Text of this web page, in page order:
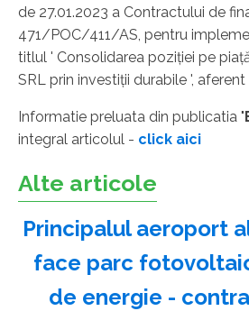
de 27.01.2023 a Contractului de
471/POC/411/AS, pentru
titlul ' Consolidarea poziţiei pe
SRL prin investiţii durabile ',
Informatie preluata din publicatia "
integral articolul - click aici
Alte articole
Principalul aeroport
face parc
de energie -